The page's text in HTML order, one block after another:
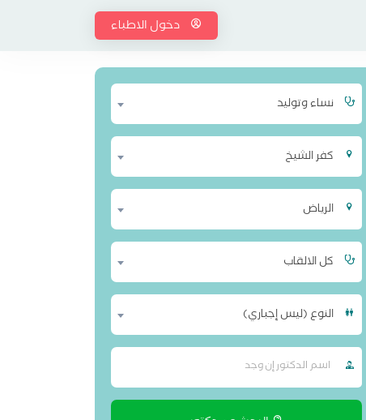
دخول الاطباء
نساء وتوليد
كفر الشيخ
الرياض
كل الالقاب
النوع (ليس إجباري)